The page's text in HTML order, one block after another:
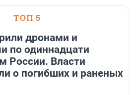
ТОП 5
дронами и
по одиннадцати
России. Власти
о погибших и раненых